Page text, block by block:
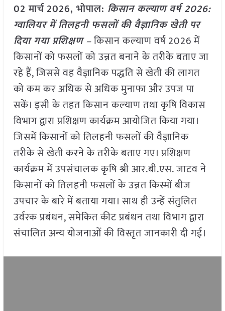
02 मार्च2026, भोपाल: किसान कल्याण वर्ष 2026:
ग्वालियर में तिलहनी फसलों की वैज्ञानिक खेती पर
दिया गया प्रशिक्षण –किसान कल्याण वर्ष 2026 में
किसानों को फसलों को उन्नत बनाने के तरीके बताए जा
रहे हैं, जिससे वह वैज्ञानिक पद्धति से खेती की लागत
को कम कर अधिक से अधिक मुनाफा और उपज पा
सकें। इसी के तहत किसान कल्याण तथा कृषि विकास
विभाग द्वारा प्रशिक्षण कार्यक्रम आयोजित किया गया।
जिसमें किसानों को तिलहनी फसलों की वैज्ञानिक
तरीके से खेती करने के तरीके बताए गए। प्रशिक्षण
कार्यक्रम में उपसंचालक कृषि श्री आर.बी.एस. जाटव ने
किसानों को तिलहनी फसलों के उन्नत किस्मों बीज
उपचार के बारे में बताया गया। साथ ही उन्हें संतुलित
उर्वरक प्रबंधन, समेकित कीट प्रबंधन तथा विभाग द्वारा
संचालित अन्य योजनाओं की विस्तृत जानकारी दी गई।